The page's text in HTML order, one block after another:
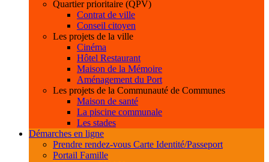
Quartier prioritaire (QPV)
Contrat de ville
Conseil citoyen
Les projets de la ville
Cinéma
Hôtel Restaurant
Maison de la Mémoire
Aménagement du Port
Les projets de la Communauté de Communes
Maison de santé
La piscine communale
Les stades
Démarches en ligne
Prendre rendez-vous Carte Identité/Passeport
Portail Famille